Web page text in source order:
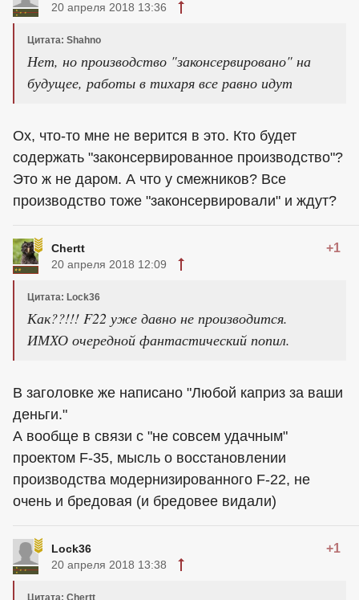
20 апреля 2018 13:36
Цитата: Shahno
Нет, но производство "законсервировано" на
будущее, работы в тихаря все равно идут
Ох, что-то мне не верится в это. Кто будет
содержать "законсервированное производство"?
Это ж не даром. А что у смежников? Все
производство тоже "законсервировали" и ждут?
Chertt +1
20 апреля 2018 12:09
Цитата: Lock36
Как??!!! F22 уже давно не производится.
ИМХО очередной фантастический попил.
В заголовке же написано "Любой каприз за ваши
деньги."
А вообще в связи с "не совсем удачным"
проектом F-35, мысль о восстановлении
производства модернизированного F-22, не
очень и бредовая (и бредовее видали)
Lock36 +1
20 апреля 2018 13:38
Цитата: Chertt